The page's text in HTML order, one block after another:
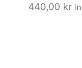
440,00 kr